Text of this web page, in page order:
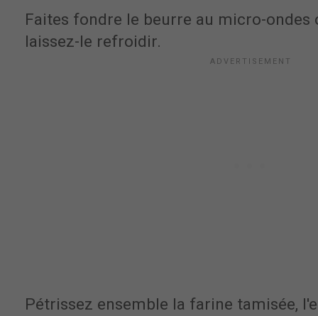
Faites fondre le beurre au micro-ondes
laissez-le refroidir.
Pétrissez ensemble la farine tamisée,